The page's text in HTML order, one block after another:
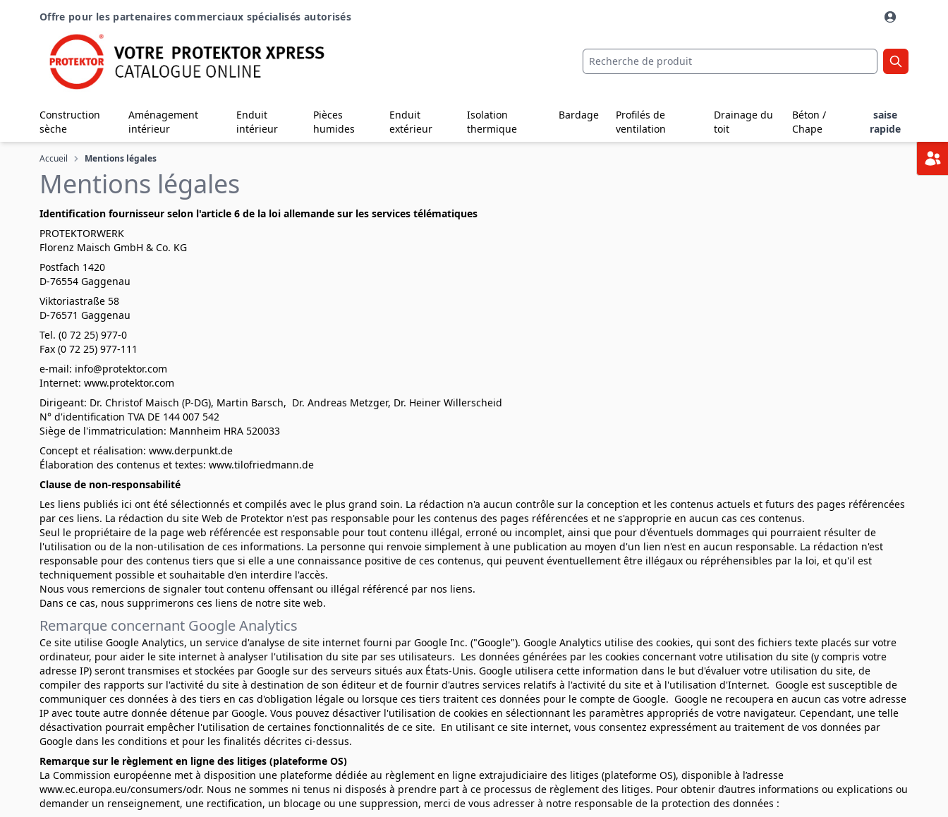
Offre pour les partenaires commerciaux spécialisés autorisés
Construction
sèche
Aménagement
intérieur
Enduit
intérieur
Pièces
humides
Enduit
extérieur
Isolation
thermique
Bardage
Profilés de
ventilation
Drainage du
toit
Béton /
Chape
saise
rapide
Accueil Mentions légales
Mentions légales
Identification fournisseur selon l'article 6 de la loi allemande sur les services télématiques
PROTEKTORWERK
Florenz Maisch GmbH & Co. KG
Postfach 1420
D-76554 Gaggenau
Viktoriastraße 58
D-76571 Gaggenau
Tel. (0 72 25) 977-0
Fax (0 72 25) 977-111
e-mail: info@protektor.com
Internet: www.protektor.com
Dirigeant: Dr. Christof Maisch (P-DG), Martin Barsch, Dr. Andreas Metzger, Dr. Heiner Willerscheid
N° d'identification TVA DE 144 007 542
Siège de l'immatriculation: Mannheim HRA 520033
Concept et réalisation: www.derpunkt.de
Élaboration des contenus et textes: www.tilofriedmann.de
Clause de non-responsabilité
Les liens publiés ici ont été sélectionnés et compilés avec le plus grand soin. La rédaction n'a aucun contrôle sur la conception et les contenus actuels et futurs des pages référencées
par ces liens. La rédaction du site Web de Protektor n'est pas responsable pour les contenus des pages référencées et ne s'approprie en aucun cas ces contenus.
Seul le propriétaire de la page web référencée est responsable pour tout contenu illégal, erroné ou incomplet, ainsi que pour d'éventuels dommages qui pourraient résulter de
l'utilisation ou de la non-utilisation de ces informations. La personne qui renvoie simplement à une publication au moyen d'un lien n'est en aucun responsable. La rédaction n'est
responsable pour des contenus tiers que si elle a une connaissance positive de ces contenus, qui peuvent éventuellement être illégaux ou répréhensibles par la loi, et qu'il est
techniquement possible et souhaitable d'en interdire l'accès.
Nous vous remercions de signaler tout contenu offensant ou illégal référencé par nos liens.
Dans ce cas, nous supprimerons ces liens de notre site web.
Remarque concernant Google Analytics
Ce site utilise Google Analytics, un service d'analyse de site internet fourni par Google Inc. ("Google"). Google Analytics utilise des cookies, qui sont des fichiers texte placés sur votre
ordinateur, pour aider le site internet à analyser l'utilisation du site par ses utilisateurs. Les données générées par les cookies concernant votre utilisation du site (y compris votre
adresse IP) seront transmises et stockées par Google sur des serveurs situés aux États-Unis. Google utilisera cette information dans le but d'évaluer votre utilisation du site, de
compiler des rapports sur l'activité du site à destination de son éditeur et de fournir d'autres services relatifs à l'activité du site et à l'utilisation d'Internet. Google est susceptible de
communiquer ces données à des tiers en cas d'obligation légale ou lorsque ces tiers traitent ces données pour le compte de Google. Google ne recoupera en aucun cas votre adresse
IP avec toute autre donnée détenue par Google. Vous pouvez désactiver l'utilisation de cookies en sélectionnant les paramètres appropriés de votre navigateur. Cependant, une telle
désactivation pourrait empêcher l'utilisation de certaines fonctionnalités de ce site. En utilisant ce site internet, vous consentez expressément au traitement de vos données par
Google dans les conditions et pour les finalités décrites ci-dessus.
Remarque sur le règlement en ligne des litiges (plateforme OS)
La Commission européenne met à disposition une plateforme dédiée au règlement en ligne extrajudiciaire des litiges (plateforme OS), disponible à l’adresse
www.ec.europa.eu/consumers/odr. Nous ne sommes ni tenus ni disposés à prendre part à ce processus de règlement des litiges. Pour obtenir d’autres informations ou explications ou
demander un renseignement, une rectification, un blocage ou une suppression, merci de vous adresser à notre responsable de la protection des données :